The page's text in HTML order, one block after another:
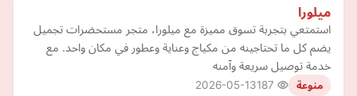
ميلورا
استمتعي بتجربة تسوق مميزة مع ميلورا، متجر مستحضرات تجميل
يضم كل ما تحتاجينه من مكياج وعناية وعطور في مكان واحد. مع
خدمة توصيل سريعة وآمنه
منوعة 2026-05-13